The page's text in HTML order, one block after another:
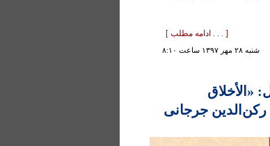
[ . . . ادامه مطلب ]
شنبه ۲۸ مهر ۱۳۹۷ ساعت ۸:۱۰
«الأخلاق
رکن‌الدین جرجانی